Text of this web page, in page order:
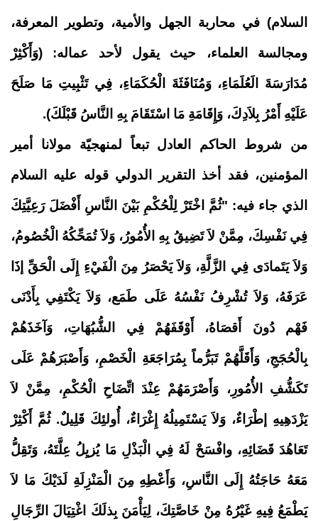
السلام) في محاربة الجهل والأمية، وتطوير المعرفة،
ومجالسة العلماء، حيث يقول لأحد عماله: (وَأَكْثِرْ
مُدَارَسَةَ الَعُلَمَاءِ، وَمُنَافَثَةَ الْحُكَمَاءِ، فِي تَثْبِيتِ مَا صَلَحَ
عَلَيْهِ أَمْرُ بِلاَدِكَ، وَإِقَامَةِ مَا اسْتَقَامَ بِهِ النَّاسُ قَبْلَكَ).
من شروط الحاكم العادل تبعاً لمنهجيّة مولانا أمير
المؤمنين، فقد أخذ التقرير الدولي قوله عليه السلام
الذي جاء فيه: "ثُمَّ اخْتَرْ لِلْحُكْمِ بَيْنَ النَّاسِ أَفْضَلَ رَعِيَّتِكَ
فِي نَفْسِكَ، مِمَّنْ لاَ تَضِيقُ بِهِ الأُمُورُ، وَلاَ تُمَحِّكُهُ الْخُصُومُ،
وَلاَ يَتَمادَى فِي الزَّلَّةِ، وَلاَ يَحْصَرُ مِنَ الْفَيْءِ إِلَى الْحَقِّ إذَا
عَرَفَهُ، وَلاَ تُشْرِفُ نَفْسُهُ عَلَى طَمَع، وَلاَ يَكْتَفِي بِأَدْنَى
فَهْم دُونَ أَقصَاهُ، أَوْقَفَهُمْ فِي الشُّبُهَاتِ، وَآخَذَهُمْ
بِالْحُجَجِ، وَأَقَلَّهُمْ تَبَرُّماً بِمُرَاجَعَةِ الْخَصْمِ، وَأَصْبَرَهُمْ عَلَى
تَكَشُّفِ الأُمُورِ، وَأَصْرَمَهُمْ عِنْدَ اتِّضَاحِ الْحُكْمِ، مِمَّنْ لاَ
يَزْدَهِيهِ إطْرَاءٌ، وَلاَ يَسْتَمِيلُهُ إِغْرَاءٌ، أُولئِكَ قَلِيلٌ. ثُمَّ أَكْثِرْ
تَعَاهُدَ قَضَائِهِ، وافْسَحْ لَهُ فِي الْبَذْلِ مَا يُزيِلُ عِلَّتَهُ، وَتَقِلُّ
مَعَهُ حَاجَتُهُ إِلَى النَّاسِ، وَأَعْطِهِ مِنَ الْمَنْزِلَةِ لَدَيْكَ مَا لاَ
يَطْمَعُ فِيهِ غَيْرُهُ مِنْ خَاصَّتِكَ، لِيَأْمَنَ بِذلَكَ اغْتِيَالَ الرِّجَالِ